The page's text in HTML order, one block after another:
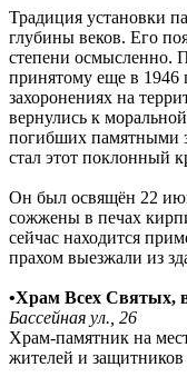
Традиция установки
глубины веков. Его
степени осмысленно.
принятому еще в 1946
захоронениях на
вернулись к
погибших памятными
стал этот поклонный
Он был освящён 22
сожжены в печах
сейчас находится
прахом выезжали из
•Храм Всех Святых,
Бассейная ул., 26
Храм-памятник на
жителей и